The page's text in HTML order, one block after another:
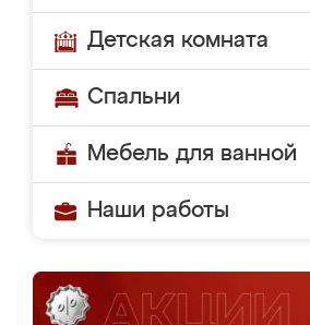
Детская комната
Спальни
Мебель для ванной
Наши работы